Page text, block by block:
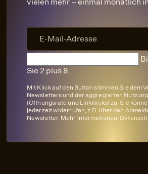
Sie 2 plus 8.
Mit Klick auf den Button stimmen Sie dem
Newsletters und der aggregierten
(Öffnungsrate und Linkklicks) zu. Sie
jederzeit widerrufen, z.B. über den
Newsletter. Mehr Informationen: